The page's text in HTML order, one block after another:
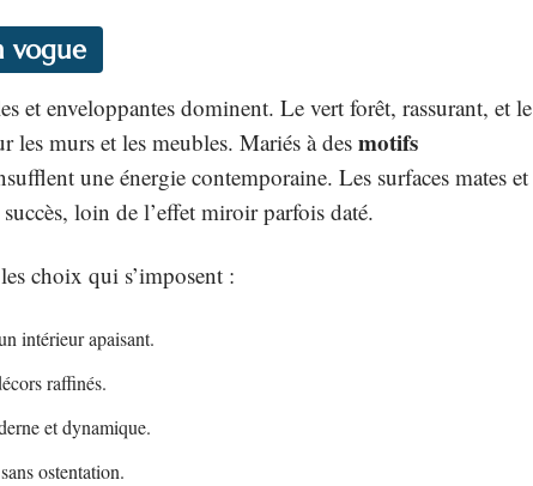
vogue
et enveloppantes dominent. Le vert forêt, rassurant, et le
les murs et les meubles. Mariés à des motifs
une énergie contemporaine. Les surfaces mates et
loin de l’effet miroir parfois daté.
choix qui s’imposent :
intérieur apaisant.
raffinés.
et dynamique.
ostentation.